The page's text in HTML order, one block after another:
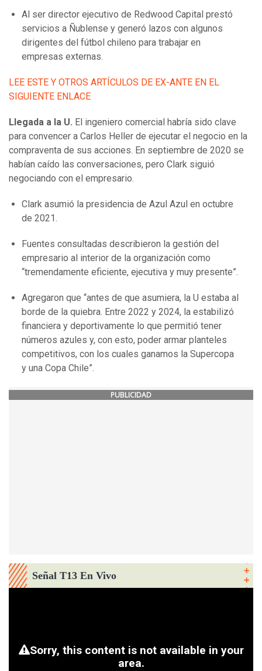
Al ser director ejecutivo de Redwood Capital prestó
servicios a Ñublense y generó lazos con algunos
dirigentes del fútbol chileno para trabajar en
empresas externas.
LEE ESTE Y OTROS ARTÍCULOS DE EX-ANTE EN EL
SIGUIENTE ENLACE
Llegada a la U. El ingeniero comercial habría sido clave
para convencer a Carlos Heller de ejecutar el negocio en la
compraventa de sus acciones. En septiembre de 2020 se
habían caído las conversaciones, pero Clark siguió
negociando con el empresario.
Clark asumió la presidencia de Azul Azul en octubre
de 2021.
Fuentes consultadas describieron la gestión del
empresario al interior de la organización como
“tremendamente eficiente, ejecutiva y muy presente”.
Agregaron que “antes de que asumiera, la U estaba al
borde de la quiebra. Entre 2022 y 2024, la estabilizó
financiera y deportivamente lo que permitió tener
números azules y, con esto, poder armar planteles
competitivos, con los cuales ganamos la Supercopa
y una Copa Chile”.
PUBLICIDAD
Señal T13 En Vivo